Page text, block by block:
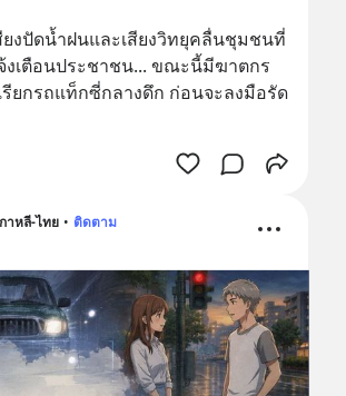
ยงปัดน้ำฝนและเสียงวิทยุคลื่นชุมชนที่
งเตือนประชาชน... ขณะนี้มีฆาตกร
ยกรถแท็กซี่กลางดึก ก่อนจะลงมือรัด
าหลี-ไทย • ติดตาม